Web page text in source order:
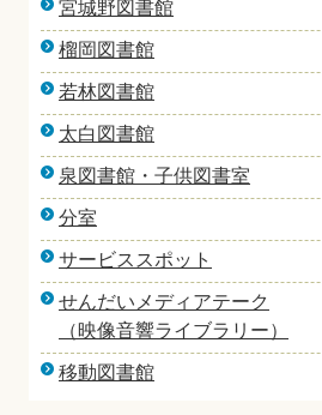
宮城野図書館
榴岡図書館
若林図書館
太白図書館
泉図書館・子供図書室
分室
サービススポット
せんだいメディアテーク
（映像音響ライブラリー）
移動図書館